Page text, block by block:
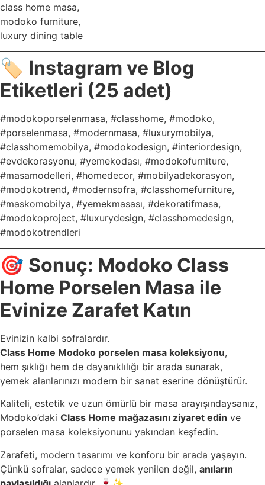
class home masa,
modoko furniture,
luxury dining table
🏷️ Instagram ve Blog
Etiketleri (25 adet)
#modokoporselenmasa, #classhome, #modoko,
#porselenmasa, #modernmasa, #luxurymobilya,
#classhomemobilya, #modokodesign, #interiordesign,
#evdekorasyonu, #yemekodası, #modokofurniture,
#masamodelleri, #homedecor, #mobilyadekorasyon,
#modokotrend, #modernsofra, #classhomefurniture,
#maskomobilya, #yemekmasası, #dekoratifmasa,
#modokoproject, #luxurydesign, #classhomedesign,
#modokotrendleri
🎯 Sonuç: Modoko Class
Home Porselen Masa ile
Evinize Zarafet Katın
Evinizin kalbi sofralardır.
Class Home Modoko porselen masa koleksiyonu,
hem şıklığı hem de dayanıklılığı bir arada sunarak,
yemek alanlarınızı modern bir sanat eserine dönüştürür.
Kaliteli, estetik ve uzun ömürlü bir masa arayışındaysanız,
Modoko’daki Class Home mağazasını ziyaret edin ve
porselen masa koleksiyonunu yakından keşfedin.
Zarafeti, modern tasarımı ve konforu bir arada yaşayın.
Çünkü sofralar, sadece yemek yenilen değil, anıların